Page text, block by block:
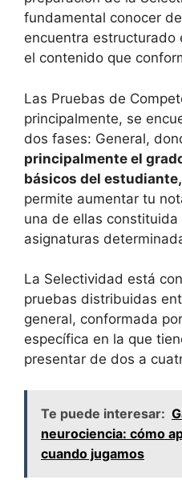
fundamental conocer
encuentra estructurado
el contenido que
Las Pruebas de
principalmente, se
dos fases: General,
principalmente el
básicos del estudiante,
permite aumentar tu
una de ellas
asignaturas
La Selectividad está
pruebas distribuidas
general, conformada
específica en la que
presentar de dos a
Te puede interesar:
neurociencia: cómo
cuando jugamos